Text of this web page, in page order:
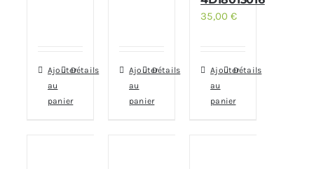
Ajouter
au
panier
Détails
Ajouter
au
panier
Détails
35,00€
Ajouter
au
panier
Détails